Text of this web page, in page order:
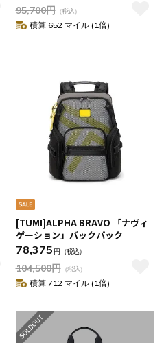
95,700円（税込）
積算 652 マイル (1倍)
[TUMI]ALPHA BRAVO 「ナヴィ
ゲーション」バックパック
78,375 円 （税込）
104,500円（税込）
積算 712 マイル (1倍)